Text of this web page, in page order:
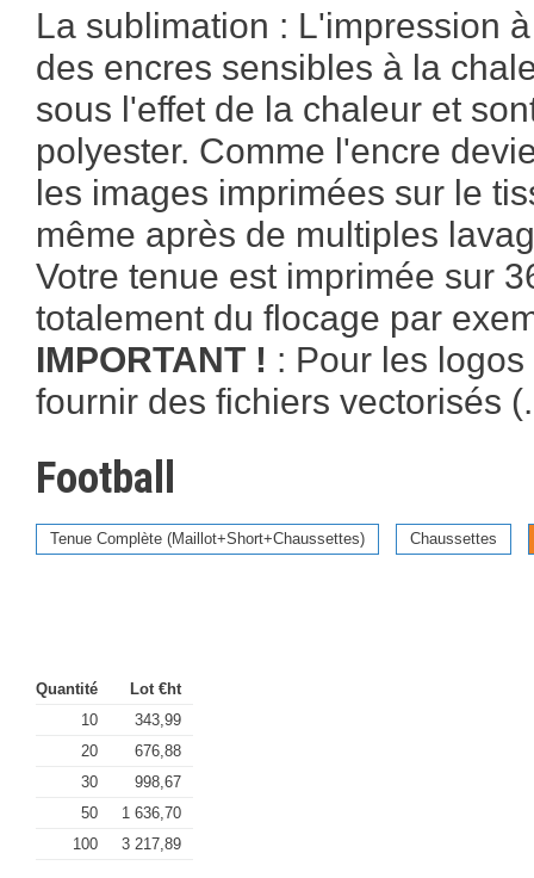
La sublimation : L'impression
des encres sensibles à la
sous l'effet de la chaleur et
polyester. Comme l'encre
les images imprimées sur le
même après de multiples
Votre tenue est imprimée sur
totalement du flocage par
IMPORTANT ! : Pour les
fournir des fichiers vectorisés
Football
Tenue Complète (Maillot+Short+Chaussettes) Chaussettes
Quantité
Lot €ht
10
343,99
20
676,88
30
998,67
50
1 636,70
100
3 217,89